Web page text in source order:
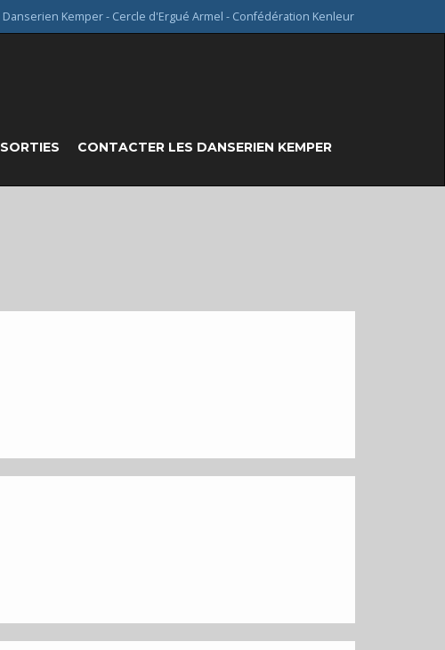
Danserien Kemper - Cercle d'Ergué Armel - Confédération Kenleur
SORTIES CONTACTER LES DANSERIEN KEMPER